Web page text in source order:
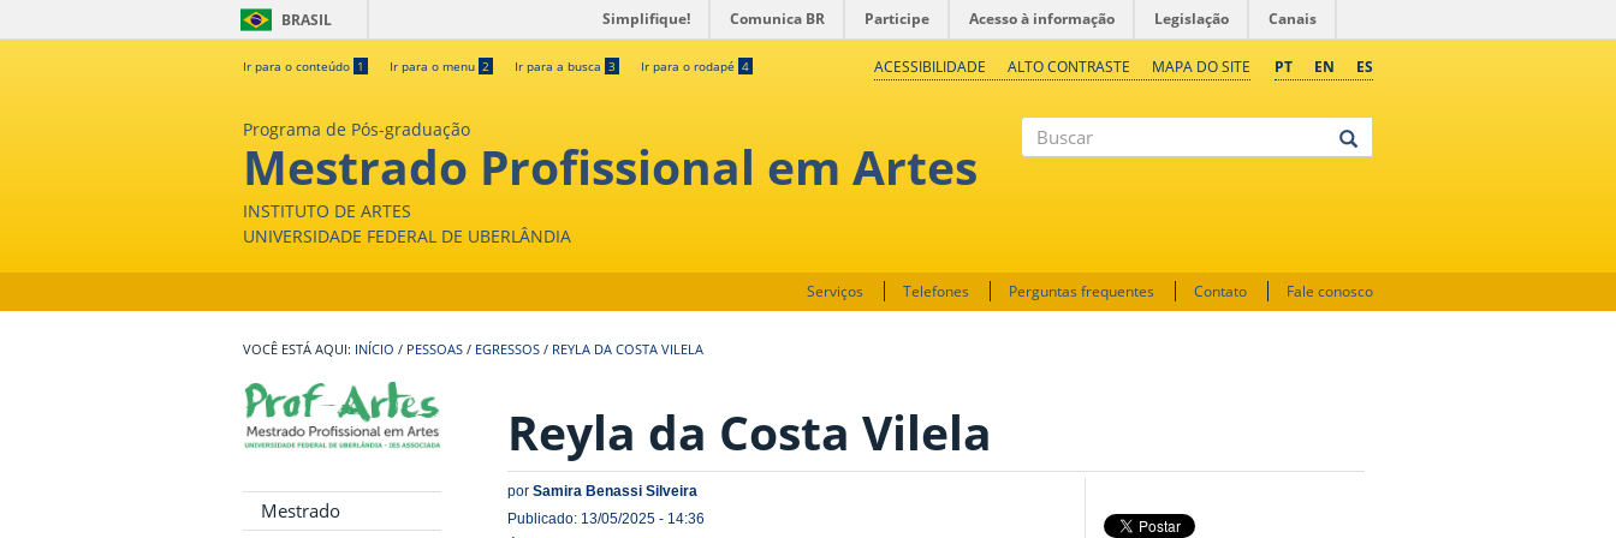
BRASIL Simplifique! Comunica BR Participe Acesso à informação Legislação Canais
Ir para o conteúdo 1 Ir para o menu 2 Ir para a busca 3 Ir para o rodapé 4 PT EN ES
ACESSIBILIDADE ALTO CONTRASTE MAPA DO SITE
Programa de Pós-graduação
Mestrado Profissional em Artes
INSTITUTO DE ARTES
UNIVERSIDADE FEDERAL DE UBERLÂNDIA
Serviços Telefones Perguntas frequentes Contato Fale conosco
INÍCIO / PESSOAS / EGRESSOS / REYLA DA COSTA VILELA
Mestrado
Reyla da Costa Vilela
por Samira Benassi Silveira
Publicado: 13/05/2025 - 14:36